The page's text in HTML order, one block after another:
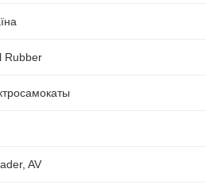
Rubber
AV